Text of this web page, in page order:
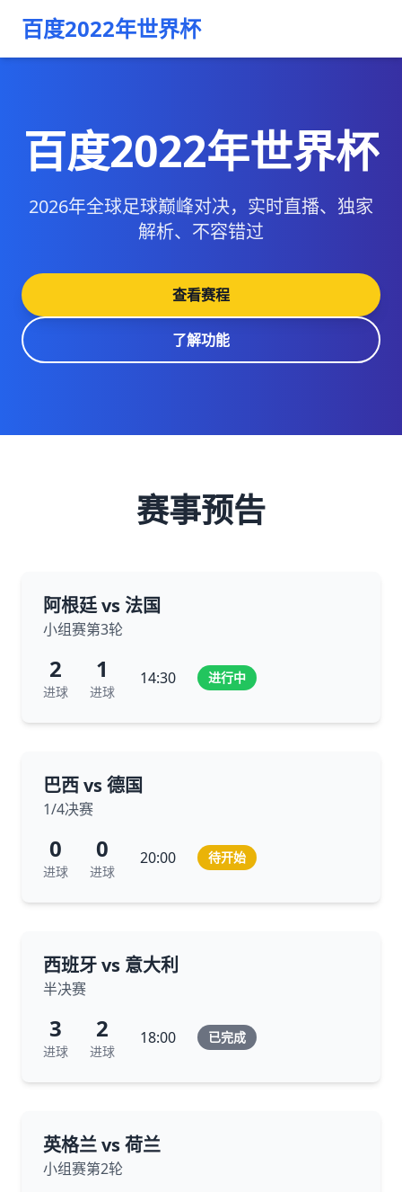
百度2022年世界杯
百度2022年世界杯
2026年全球足球巅峰对决，实时直播、独家
解析、不容错过
查看赛程
了解功能
赛事预告
阿根廷 vs 法国
小组赛第3轮
2
进球
1
进球
14:30 进行中
巴西 vs 德国
1/4决赛
0
进球
0
进球
20:00 待开始
西班牙 vs 意大利
半决赛
3
进球
2
进球
18:00 已完成
英格兰 vs 荷兰
小组赛第2轮